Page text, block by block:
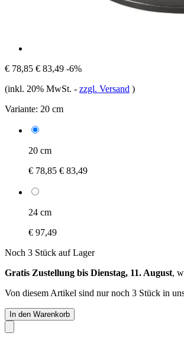
€ 78,85 € 83,49 -6%
(inkl. 20% MwSt. - zzgl. Versand )
Variante: 20 cm
20 cm
€ 78,85 € 83,49
24 cm
€ 97,49
Noch 3 Stück auf Lager
Gratis Zustellung bis Dienstag, 11. August,
Von diesem Artikel sind nur noch 3 Stück in
In den Warenkorb